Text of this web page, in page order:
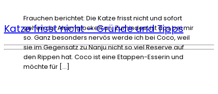
Frauchen berichtet: Die Katze frisst nicht und sofort
gehen die Alarmglocken an. Zumindest ist das bei mir
so. Ganz besonders nervös werde ich bei Coco, weil
sie im Gegensatz zu Nanju nicht so viel Reserve auf
den Rippen hat. Coco ist eine Etappen-Esserin und
möchte für […]
Katze frisst nicht – Gründe und Tipps